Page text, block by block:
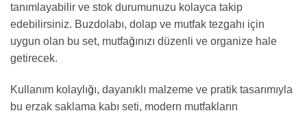
tanımlayabilir ve stok durumunuzu kolayca takip
edebilirsiniz. Buzdolabı, dolap ve mutfak tezgahı için
uygun olan bu set, mutfağınızı düzenli ve organize hale
getirecek.
Kullanım kolaylığı, dayanıklı malzeme ve pratik tasarımıyla
bu erzak saklama kabı seti, modern mutfakların